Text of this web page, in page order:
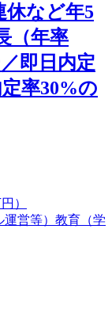
休など年5
（年率
即日内定
率30%の
）
営等） 教育（学